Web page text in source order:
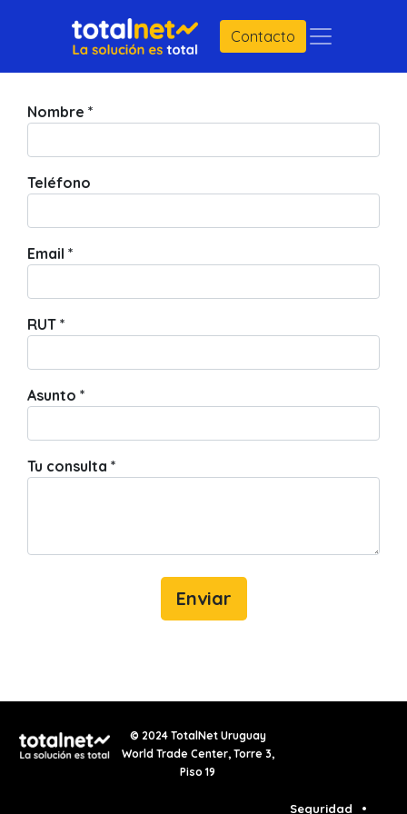
Contacto
Nombre *
Teléfono
Email *
RUT *
Asunto *
Tu consulta *
Enviar
© 2024 TotalNet Uruguay
World Trade Center, Torre 3,
Piso 19
Seguridad